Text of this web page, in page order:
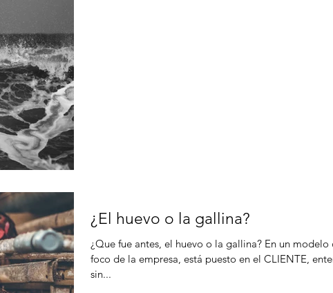
¿El huevo o la gallina?
¿Que fue antes, el huevo o la gallina? En un modelo
foco de la empresa, está puesto en el CLIENTE,
sin...